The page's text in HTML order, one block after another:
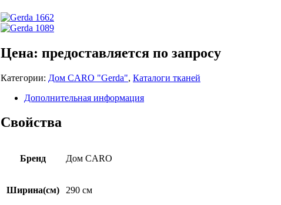
Цена: предоставляется по запросу
Категории: Дом CARO "Gerda", Каталоги тканей
Дополнительная информация
Свойства
Бренд Дом CARO
Ширина(см) 290 см